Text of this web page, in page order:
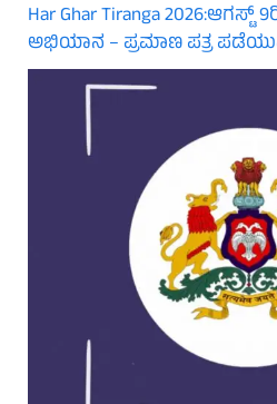
Har Ghar Tiranga 2026:ಆಗಸ್ಟ್
ಅಭಿಯಾನ – ಪ್ರಮಾಣ ಪತ್ರ